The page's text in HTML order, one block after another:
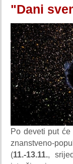
"Dani
Po deveti put
znanstveno-
(11.-13.11.,